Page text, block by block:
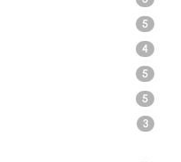
5
4
5
5
3